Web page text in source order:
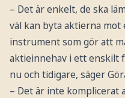
– Det är enkelt, de ska
väl kan byta aktierna
instrument som gör att
aktieinnehav i ett enskilt
nu och tidigare, säger
– Det är inte komplicerat